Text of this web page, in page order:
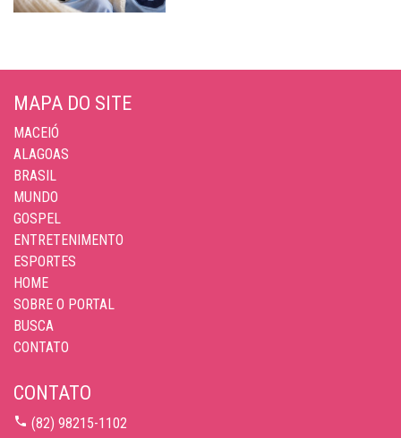
MAPA DO SITE
MACEIÓ
ALAGOAS
BRASIL
MUNDO
GOSPEL
ENTRETENIMENTO
ESPORTES
HOME
SOBRE O PORTAL
BUSCA
CONTATO
CONTATO
(82) 98215-1102